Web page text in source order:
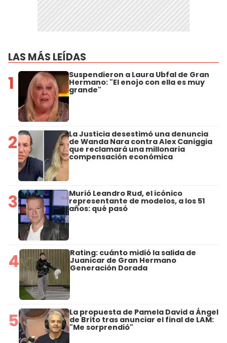
LAS MÁS LEÍDAS
1 Suspendieron a Laura Ubfal de Gran
Hermano: "El enojo con ella es muy
grande"
2 La Justicia desestimó una denuncia
de Wanda Nara contra Alex Caniggia
que reclamará una millonaria
compensación económica
3 Murió Leandro Rud, el icónico
representante de modelos, a los 51
años: qué pasó
4 Rating: cuánto midió la salida de
Juanicar de Gran Hermano
Generación Dorada
5 La propuesta de Pamela David a Ángel
de Brito tras anunciar el final de LAM:
"Me sorprendió"